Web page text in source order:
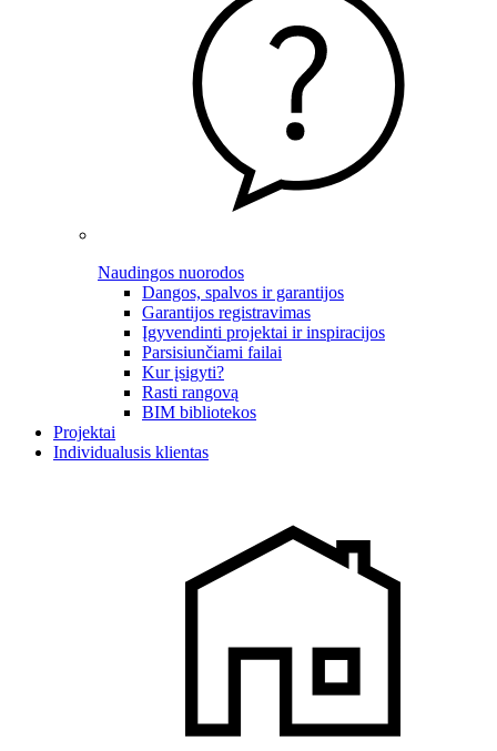
Naudingos nuorodos
Dangos, spalvos ir garantijos
Garantijos registravimas
Įgyvendinti projektai ir inspiracijos
Parsisiunčiami failai
Kur įsigyti?
Rasti rangovą
BIM bibliotekos
Projektai
Individualusis klientas